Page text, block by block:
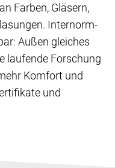
Farben, Gläsern,
Internorm-
Außen gleiches
laufende Forschung
Komfort und
und